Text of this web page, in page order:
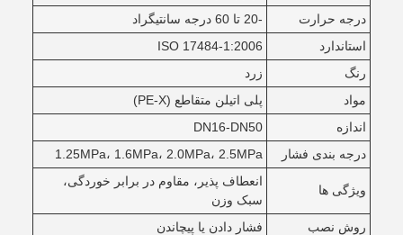
درجه حرارت
-20 تا 60 درجه سانتیگراد
استاندارد
ISO 17484-1:2006
رنگ
زرد
مواد
پلی اتیلن متقاطع (PE-X)
اندازه
DN16-DN50
درجه بندی فشار
1.25MPa، 1.6MPa، 2.0MPa، 2.5MPa
ویژگی ها
انعطاف پذیر، مقاوم در برابر خوردگی،
سبک وزن
روش نصب
فشار دادن یا پیچاندن